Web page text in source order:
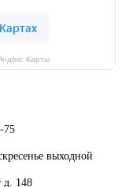
Карты
75
выходной
д. 148